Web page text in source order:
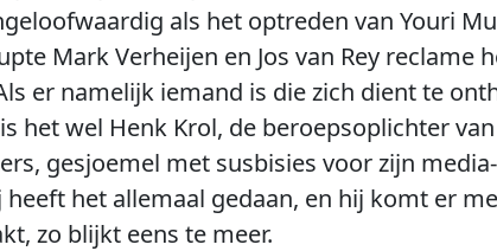
als het optreden van Youri
Mark Verheijen en Jos van Rey reclame
er namelijk iemand is die zich dient te
het wel Henk Krol, de beroepsoplichter
gesjoemel met susbisies voor zijn
het allemaal gedaan, en hij komt er
zo blijkt eens te meer.